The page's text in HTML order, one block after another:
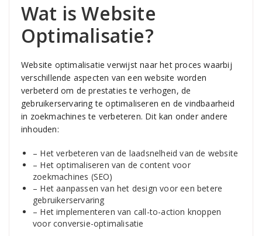
Wat is Website
Optimalisatie?
Website optimalisatie verwijst naar het proces waarbij
verschillende aspecten van een website worden
verbeterd om de prestaties te verhogen, de
gebruikerservaring te optimaliseren en de vindbaarheid
in zoekmachines te verbeteren. Dit kan onder andere
inhouden:
– Het verbeteren van de laadsnelheid van de website
– Het optimaliseren van de content voor
zoekmachines (SEO)
– Het aanpassen van het design voor een betere
gebruikerservaring
– Het implementeren van call-to-action knoppen
voor conversie-optimalisatie